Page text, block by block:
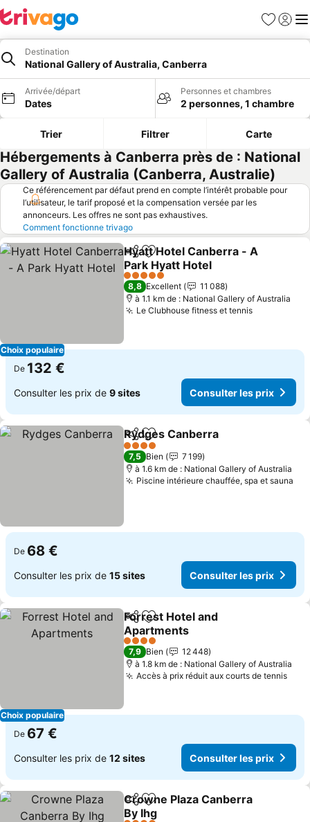
Favoris
Se
Destination
National Gallery of Australia, Canberra
Arrivée/départ
Dates
Personnes et chambres
2 personnes, 1 chambre
Trier Filtrer Carte
Hébergements à Canberra près de : National
Gallery of Australia (Canberra, Australie)
Ce référencement par défaut prend en compte l’intérêt probable pour
l’utilisateur, le tarif proposé et la compensation versée par les
annonceurs. Les offres ne sont pas exhaustives.
Comment fonctionne trivago
Choix populaire
PartagerAjouter à mes favoris
Hyatt Hotel Canberra - A
Park Hyatt Hotel
5 Étoiles
8,8 Excellent
11 088
à 1.1 km de : National Gallery of Australia
Le Clubhouse fitness et tennis
De 132 €
Consulter les prix de 9 sites Consulter les prix
PartagerAjouter à mes favoris
Rydges Canberra
4 Étoiles
7,5 Bien
7 199
à 1.6 km de : National Gallery of Australia
Piscine intérieure chauffée, spa et sauna
De 68 €
Consulter les prix de 15 sites Consulter les prix
Choix populaire
PartagerAjouter à mes favoris
Forrest Hotel and
Apartments
4 Étoiles
7,9 Bien
12 448
à 1.8 km de : National Gallery of Australia
Accès à prix réduit aux courts de tennis
De 67 €
Consulter les prix de 12 sites Consulter les prix
PartagerAjouter à mes favoris
Crowne Plaza Canberra
By Ihg